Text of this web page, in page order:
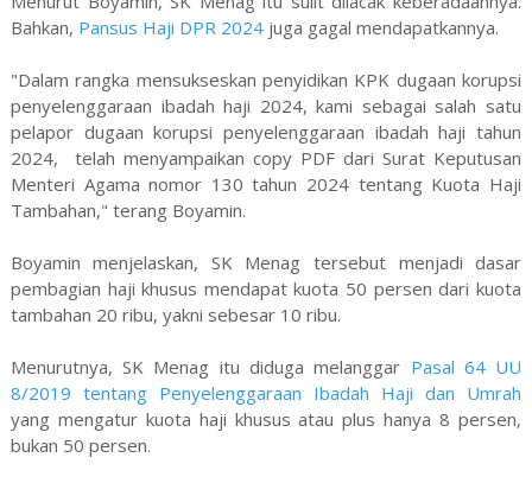
Bahkan, Pansus Haji DPR 2024juga gagal mendapatkannya.
"Dalam rangka mensukseskan penyidikan KPK dugaan korupsi
penyelenggaraan ibadah haji 2024, kami sebagai salah satu
pelapor dugaan korupsi penyelenggaraan ibadah haji tahun
2024, telah menyampaikan copy PDF dari Surat Keputusan
Menteri Agama nomor 130 tahun 2024 tentang Kuota Haji
Tambahan," terang Boyamin.
Boyamin menjelaskan, SK Menag tersebut menjadi dasar
pembagian haji khusus mendapat kuota 50 persen dari kuota
tambahan 20 ribu, yakni sebesar 10 ribu.
Menurutnya, SK Menag itu diduga melanggar Pasal 64 UU
8/2019 tentang Penyelenggaraan Ibadah Haji dan Umrah
yang mengatur kuota haji khusus atau plus hanya 8 persen,
bukan 50 persen.